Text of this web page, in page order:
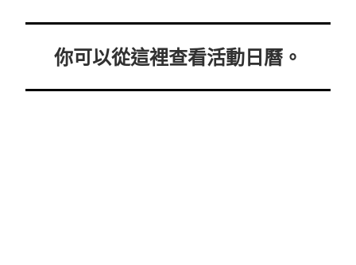
你可以從這裡查看活動日曆。